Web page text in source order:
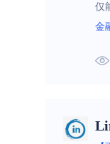
仅
金